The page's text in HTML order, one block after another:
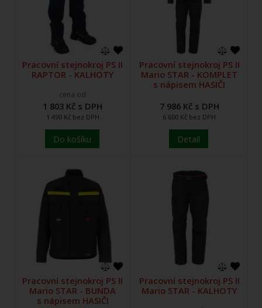
Pracovní stejnokroj PS II
RAPTOR - KALHOTY
cena od
1 803 Kč s DPH
1 490 Kč bez DPH
Do košíku
Pracovní stejnokroj PS II
Mario STAR - KOMPLET
s nápisem HASIČI
7 986 Kč s DPH
6 600 Kč bez DPH
Detail
Pracovní stejnokroj PS II
Mario STAR - BUNDA
s nápisem HASIČI
Pracovní stejnokroj PS II
Mario STAR - KALHOTY